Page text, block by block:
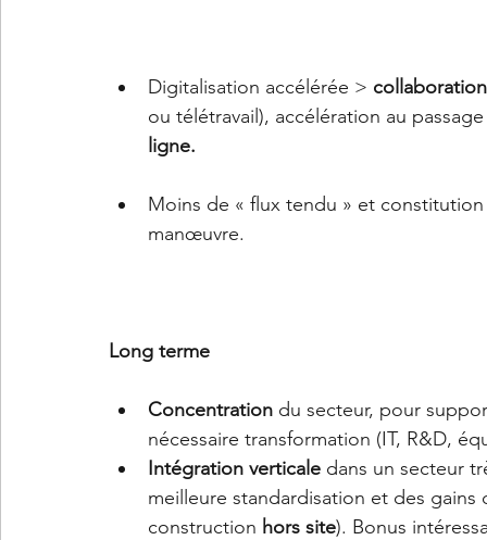
Digitalisation accélérée > collaboration
ou télétravail), accélération au
ligne.
Moins de « flux tendu » et
manœuvre.
Long terme
Concentration du secteur, pour
nécessaire transformation (IT, R&D,
Intégration verticale dans un secteur
meilleure standardisation et des
construction hors site). Bonus